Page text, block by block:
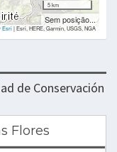
5 km
Sem posição...
Esri|Esri, HERE, Garmin, USGS, NGA
de Conservación
Flores